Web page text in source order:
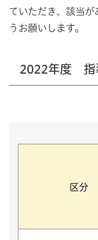
ていただき、該当が
うお願いします。
2022年度 指
区分